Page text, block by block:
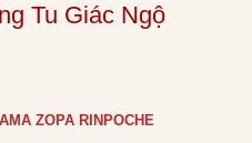
Tu Giác Ngộ
ZOPA RINPOCHE